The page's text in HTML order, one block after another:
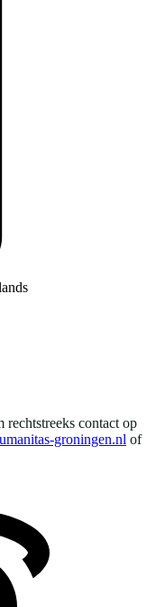
rechtstreeks contact op
groningen.nl of